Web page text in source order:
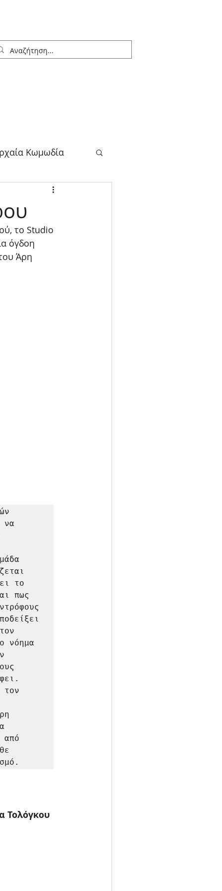
Κωμωδία
Blog
το Studio
όγδοη
Άρη
να
το
πως
νόημα
τον
από
Τολόγκου